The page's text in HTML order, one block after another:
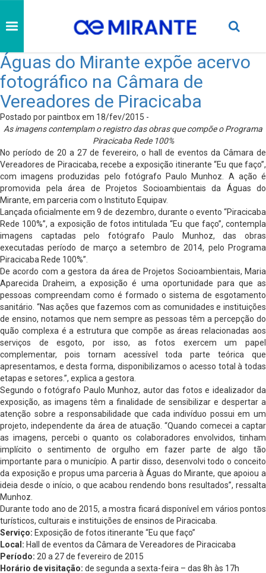
Águas do Mirante expõe acervo
fotográfico na Câmara de
Vereadores de Piracicaba
Postado por paintbox em 18/fev/2015 -
As imagens contemplam o registro das obras que compõe o Programa
Piracicaba Rede 100%
No período de 20 a 27 de fevereiro, o hall de eventos da Câmara de
Vereadores de Piracicaba, recebe a exposição itinerante “Eu que faço”,
com imagens produzidas pelo fotógrafo Paulo Munhoz. A ação é
promovida pela área de Projetos Socioambientais da Águas do
Mirante, em parceria com o Instituto Equipav.
Lançada oficialmente em 9 de dezembro, durante o evento “Piracicaba
Rede 100%”, a exposição de fotos intitulada “Eu que faço”, contempla
imagens captadas pelo fotógrafo Paulo Munhoz, das obras
executadas período de março a setembro de 2014, pelo Programa
Piracicaba Rede 100%”.
De acordo com a gestora da área de Projetos Socioambientais, Maria
Aparecida Draheim, a exposição é uma oportunidade para que as
pessoas compreendam como é formado o sistema de esgotamento
sanitário. “Nas ações que fazemos com as comunidades e instituições
de ensino, notamos que nem sempre as pessoas têm a percepção do
quão complexa é a estrutura que compõe as áreas relacionadas aos
serviços de esgoto, por isso, as fotos exercem um papel
complementar, pois tornam acessível toda parte teórica que
apresentamos, e desta forma, disponibilizamos o acesso total à todas
etapas e setores.”, explica a gestora.
Segundo o fotógrafo Paulo Munhoz, autor das fotos e idealizador da
exposição, as imagens têm a finalidade de sensibilizar e despertar a
atenção sobre a responsabilidade que cada indivíduo possui em um
projeto, independente da área de atuação. “Quando comecei a captar
as imagens, percebi o quanto os colaboradores envolvidos, tinham
implícito o sentimento de orgulho em fazer parte de algo tão
importante para o município. A partir disso, desenvolvi todo o conceito
da exposição e propus uma parceria à Águas do Mirante, que apoiou a
ideia desde o início, o que acabou rendendo bons resultados”, ressalta
Munhoz.
Durante todo ano de 2015, a mostra ficará disponível em vários pontos
turísticos, culturais e instituições de ensinos de Piracicaba.
Serviço: Exposição de fotos itinerante “Eu que faço”
Local: Hall de eventos da Câmara de Vereadores de Piracicaba
Período: 20 a 27 de fevereiro de 2015
Horário de visitação: de segunda a sexta-feira – das 8h às 17h